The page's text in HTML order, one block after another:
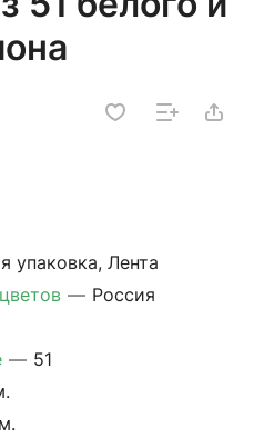
упаковка, Лента
— Россия
— 51